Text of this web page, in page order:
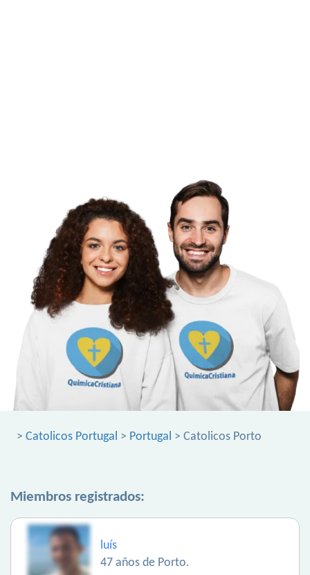
> Catolicos Portugal > Portugal > Catolicos Porto
Miembros registrados:
luís
47 años de Porto.